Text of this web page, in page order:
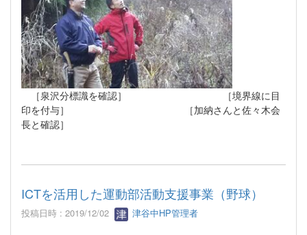
［泉沢分標識を確認］ ［境界線に目
印を付与］ ［加納さんと佐々木会
長と確認］
ICTを活用した運動部活動支援事業（野球）
投稿日時 : 2019/12/02 津谷中HP管理者